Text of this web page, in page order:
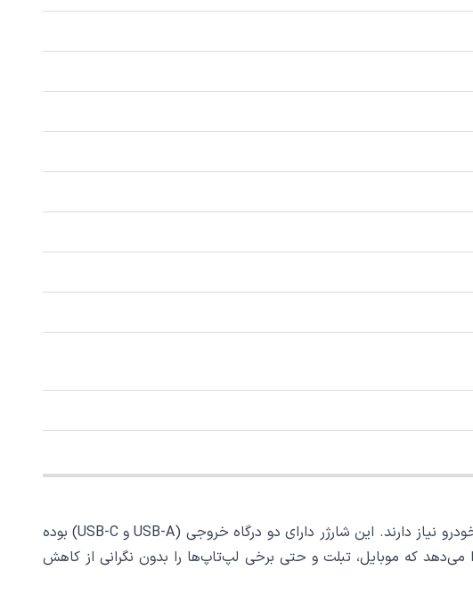
شارژر فندکی الدینیو مدل C103 یک محصول باکیفیت و حرفه‌ای برای افرادی است که به یک شارژر سریع و مطمئن در خودرو نیاز دارند. این شارژر دارای دو درگاه خروجی (USB-A و USB-C) بوده
می‌دهد که موبایل، تبلت و حتی برخی لپ‌تاپ‌ها را بدون نگرانی از کاهش